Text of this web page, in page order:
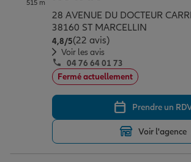
Assurance emprunteur
Prévoyance et dépendance
Assurance animal de compagnie
Protection de la famille
Protection juridique
Épargne & retraite
Plan épargne retraite
Assurance vie
Placements financiers
Vos projets
Partir en vacances
Déménager
Conseil assurance
Outre-mer
515 m
28 AVENUE DU DOCTEUR
38160 ST MARCELLIN
4,8/5Note de 4.8 sur 5
(22 avis)
Voir les avis
04 76 64 01 73
Fermé actuellement
Prendre un
Voir l'agence